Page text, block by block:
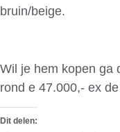
bruin/beige.
Wil je hem kopen ga
rond e 47.000,- ex
Dit delen: